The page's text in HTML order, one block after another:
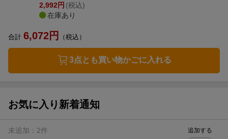
2,992 円 (税込)
在庫あり
合計 6,072円 （税込）
3点とも買い物かごに入れる
お気に入り新着通知
未追加： 2件 追加する